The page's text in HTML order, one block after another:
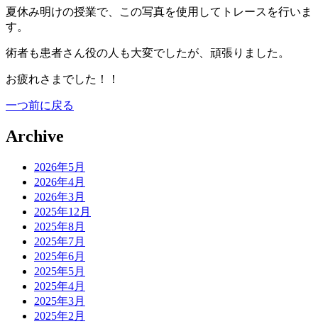
夏休み明けの授業で、この写真を使用してトレースを行いま
す。
術者も患者さん役の人も大変でしたが、頑張りました。
お疲れさまでした！！
一つ前に戻る
Archive
2026年5月
2026年4月
2026年3月
2025年12月
2025年8月
2025年7月
2025年6月
2025年5月
2025年4月
2025年3月
2025年2月